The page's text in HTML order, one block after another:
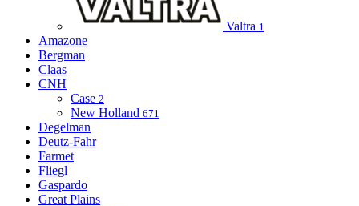
Valtra 1
Amazone
Bergman
Claas
CNH
Case 2
New Holland 671
Degelman
Deutz-Fahr
Farmet
Fliegl
Gaspardo
Great Plains